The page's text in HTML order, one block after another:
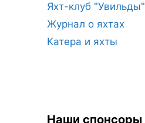
Яхт-клуб "Увильды"
Журнал о яхтах
Катера и яхты
Наши спонсоры